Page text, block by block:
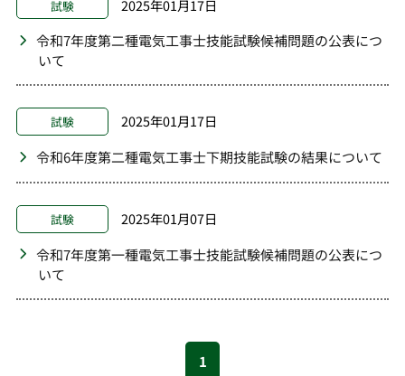
試験
2025年01月17日
令和7年度第二種電気工事士技能試験候補問題の公表につ
いて
試験
2025年01月17日
令和6年度第二種電気工事士下期技能試験の結果について
試験
2025年01月07日
令和7年度第一種電気工事士技能試験候補問題の公表につ
いて
1